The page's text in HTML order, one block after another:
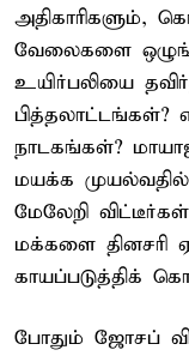
அதிகாரிகளும்,
வேலைகளை
உயிர்பலியை
பித்தலாட்டங்கள்?
நாடகங்கள்?
மயக்க
மேலேறி
மக்களை
காயப்படுத்திக்
போதும் ஜோசப்